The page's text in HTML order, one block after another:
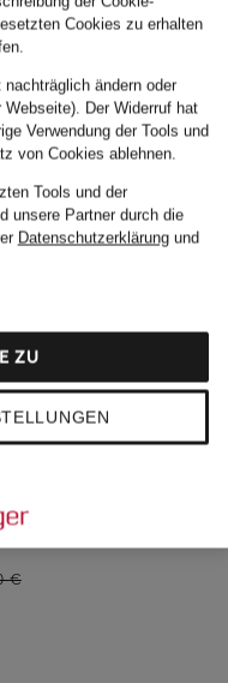
€
POLO
Cookies zu erhalten
ändern oder
Der Widerruf hat
Verwendung der Tools und
von Cookies ablehnen.
Tools und der
unsere Partner durch die
Datenschutzerklärungund
ZU